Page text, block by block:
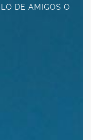
DE AMIGOS O